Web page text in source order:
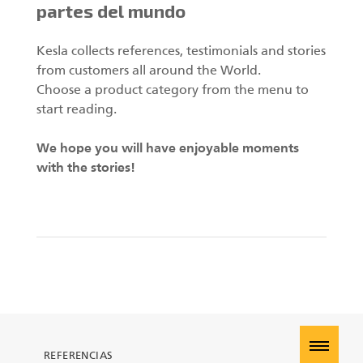
Manipuladores
Remolques
Garras I
REFERENCIAS
partes del mundo
Kesla collects references, testimonials and stories
from customers all around the World.
Choose a product category from the menu to
start reading.
We hope you will have enjoyable moments
with the stories!